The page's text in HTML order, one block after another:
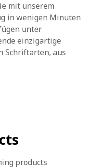
mit unserem
in wenigen Minuten
unter
einzigartige
Schriftarten, aus
products